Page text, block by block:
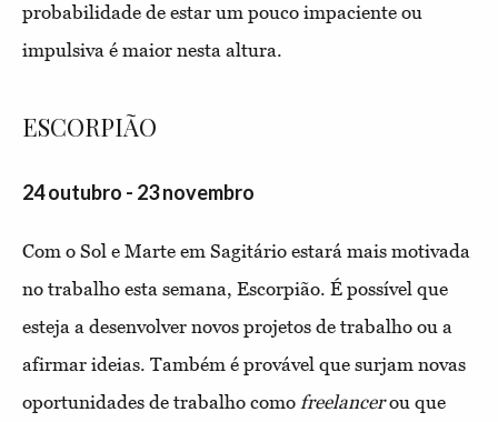
probabilidade de estar um pouco impaciente ou
impulsiva é maior nesta altura.
ESCORPIÃO
24 outubro - 23 novembro
Com o Sol e Marte em Sagitário estará mais motivada
no trabalho esta semana, Escorpião. É possível que
esteja a desenvolver novos projetos de trabalho ou a
afirmar ideias. Também é provável que surjam novas
oportunidades de trabalho como freelancerou que